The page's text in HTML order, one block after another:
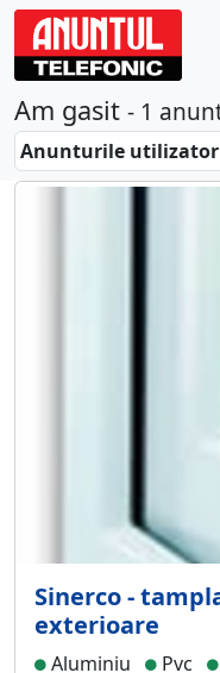
Am gasit - 1
Anunturile
Sinerco -
exterioare
Aluminiu Pvc